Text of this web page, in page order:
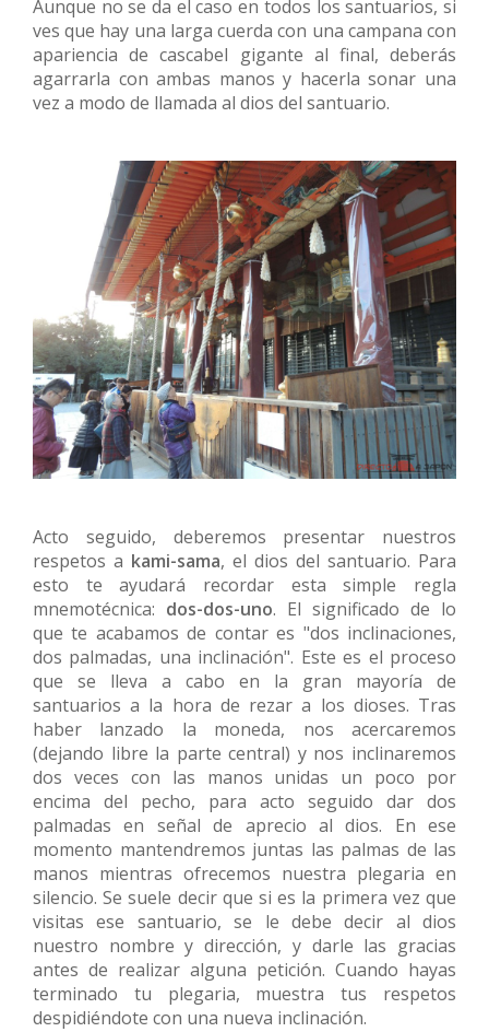
Aunque no se da el caso en todos los santuarios, si
ves que hay una larga cuerda con una campana con
apariencia de cascabel gigante al final, deberás
agarrarla con ambas manos y hacerla sonar una
vez a modo de llamada al dios del santuario.
Acto seguido, deberemos presentar nuestros
respetos a kami-sama, el dios del santuario. Para
esto te ayudará recordar esta simple regla
mnemotécnica: dos-dos-uno. El significado de lo
que te acabamos de contar es "dos inclinaciones,
dos palmadas, una inclinación". Este es el proceso
que se lleva a cabo en la gran mayoría de
santuarios a la hora de rezar a los dioses. Tras
haber lanzado la moneda, nos acercaremos
(dejando libre la parte central) y nos inclinaremos
dos veces con las manos unidas un poco por
encima del pecho, para acto seguido dar dos
palmadas en señal de aprecio al dios. En ese
momento mantendremos juntas las palmas de las
manos mientras ofrecemos nuestra plegaria en
silencio. Se suele decir que si es la primera vez que
visitas ese santuario, se le debe decir al dios
nuestro nombre y dirección, y darle las gracias
antes de realizar alguna petición. Cuando hayas
terminado tu plegaria, muestra tus respetos
despidiéndote con una nueva inclinación.